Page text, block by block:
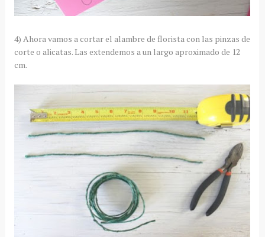
4) Ahora vamos a cortar el alambre de florista con las pinzas de
corte o alicatas. Las extendemos a un largo aproximado de 12
cm.